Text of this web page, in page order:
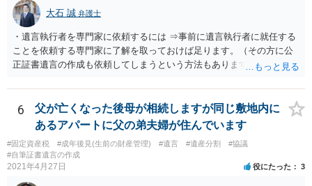
大石 誠 弁護士
・遺言執行者を専門家に依頼するには ⇒事前に遺言執行者に就任する
ことを依頼する専門家に了解を取っておけば足ります。（その方に公
正証書遺言の作成も依頼してしまうという方法もあります） 事前に了
ません。 遺言執行者に就任し、遺言執行が完了したときの報酬だけ、
弁護士費用としてかかります。 ・亡くなった際に、法務局に預けた自
筆証書遺言の存在を親族がなかったものにされる可能性 ⇒自筆の遺言
書を法務局に保管した場合、死亡後、法務局に遺言書の有無を照会す
ることになりますので、「法務局に預けた自筆証書遺言の存在を親族
がなかったもの」にすることはできません。 存在をなかったものにす
6
父が亡くなった後母が相続しますが同じ敷地内に
あるアパートに父の弟夫婦が住んでいます
#固定資産税 #成年後見(生前の財産管理) #遺言 #遺産分割
#協議
#自筆証書遺言の作成
2021年4月27日 役にたった 3